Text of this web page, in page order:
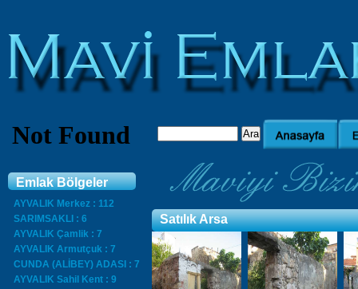
Emlak Bölgeler
AYVALIK Merkez : 112
SARIMSAKLI : 6
AYVALIK Çamlik : 7
AYVALIK Armutçuk : 7
CUNDA (ALİBEY) ADASI : 7
AYVALIK Sahil Kent : 9
Satılık Arsa